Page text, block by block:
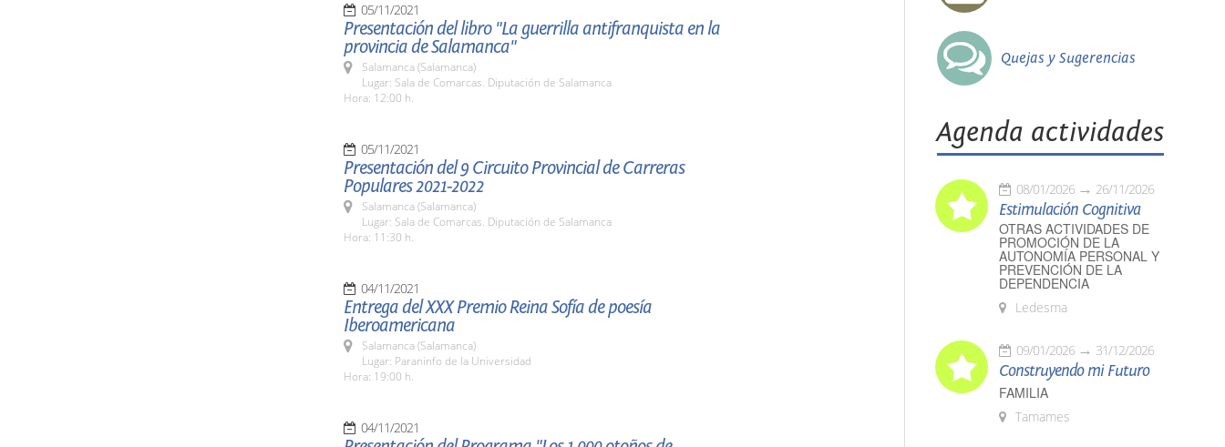
05/11/2021
Presentación del libro "La guerrilla antifranquista en la
provincia de Salamanca"
Salamanca (Salamanca)
Lugar: Sala de Comarcas. Diputación de Salamanca
Hora: 12:00 h.
05/11/2021
Presentación del 9 Circuito Provincial de Carreras
Populares 2021-2022
Salamanca (Salamanca)
Lugar: Sala de Comarcas. Diputación de Salamanca
Hora: 11:30 h.
04/11/2021
Entrega del XXX Premio Reina Sofía de poesía
Iberoamericana
Salamanca (Salamanca)
Lugar: Paraninfo de la Universidad
Hora: 19:00 h.
04/11/2021
Quejas y Sugerencias
Agenda actividades
08/01/2026 26/11/2026
Estimulación Cognitiva
OTRAS ACTIVIDADES DE
PROMOCIÓN DE LA
AUTONOMÍA PERSONAL Y
PREVENCIÓN DE LA
DEPENDENCIA
Ledesma
09/01/2026 31/12/2026
Construyendo mi Futuro
FAMILIA
Tamames